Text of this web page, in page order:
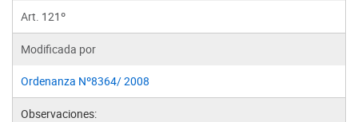
Art. 121º
Modificada por
Ordenanza Nº8364/ 2008
Observaciones: